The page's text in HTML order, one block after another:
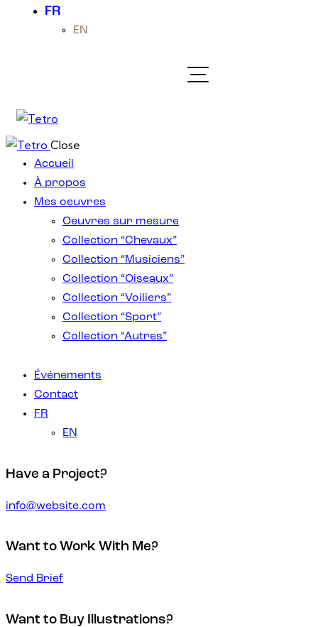
FR
EN
Close
Accueil
À propos
Mes oeuvres
Oeuvres sur mesure
Collection “Chevaux”
Collection “Musiciens”
Collection “Oiseaux”
Collection “Voiliers”
Collection “Sport”
Collection “Autres”
Événements
Contact
FR
EN
Have a Project?
info@website.com
Want to Work With Me?
Send Brief
Want to Buy Illustrations?